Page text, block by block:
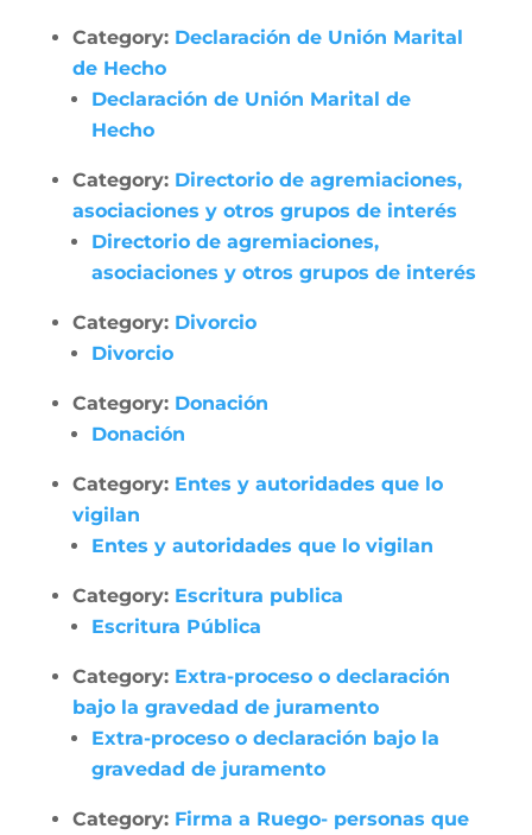
Category: Declaración de Unión Marital
de Hecho
Declaración de Unión Marital de
Hecho
Category: Directorio de agremiaciones,
asociaciones y otros grupos de interés
Directorio de agremiaciones,
asociaciones y otros grupos de interés
Category: Divorcio
Divorcio
Category: Donación
Donación
Category: Entes y autoridades que lo
vigilan
Entes y autoridades que lo vigilan
Category: Escritura publica
Escritura Pública
Category: Extra-proceso o declaración
bajo la gravedad de juramento
Extra-proceso o declaración bajo la
gravedad de juramento
Category: Firma a Ruego- personas que